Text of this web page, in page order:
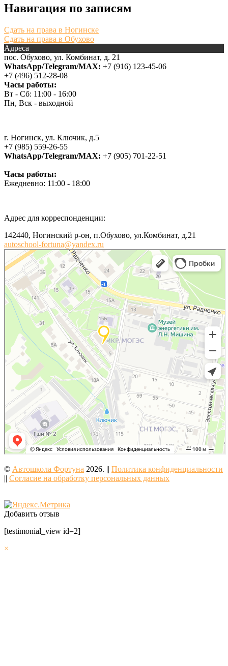
Навигация по записям
Сдать на права в Ногинске
Сдать на права в Обухово
Адреса
пос. Обухово, ул. Комбинат, д. 21
WhatsApp/Telegram/MAX: +7 (916) 123-45-06
+7 (496) 512-28-08
Часы работы:
Вт - Сб: 11:00 - 16:00
Пн, Вск - выходной
г. Ногинск, ул. Ключик, д.5
+7 (985) 559-26-55
WhatsApp/Telegram/MAX: +7 (905) 701-22-51
Часы работы:
Ежедневно: 11:00 - 18:00
Адрес для корреспонденции:
142440, Ногинский р-он, п.Обухово, ул.Комбинат, д.21
autoschool-fortuna@yandex.ru
© Автошкола Фортуна 2026. || Политика конфиденциальности
|| Согласие на обработку персональных данных
Добавить отзыв
[testimonial_view id=2]
×